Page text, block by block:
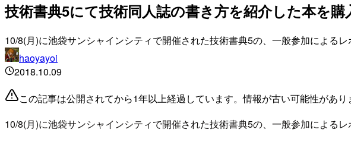
技術書典5にて技術同人誌の書き方を紹介した本を購
10/8(月)に池袋サンシャインシティで開催された技術書典5の、一般参加による
haoyayoi
2018.10.09
この記事は公開されてから1年以上経過しています。情報が古い可能性があり
10/8(月)に池袋サンシャインシティで開催された技術書典5の、一般参加による